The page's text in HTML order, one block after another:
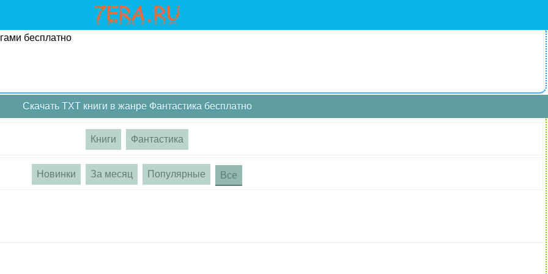
бесплатно
Скачать TXT книги в жанре Фантастика бесплатно
Книги Фантастика
Новинки За месяц Популярные Все